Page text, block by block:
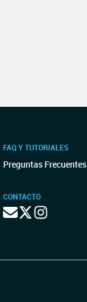
FAQ Y TUTORIALES
Preguntas Frecuentes
CONTACTO